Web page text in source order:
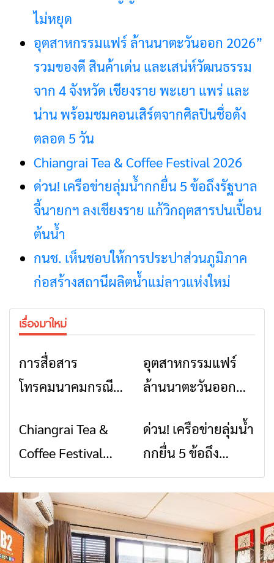
ไม่หยุด
อุตสาหกรรมแฟร์ ล้านนาตะวันออก 2026”
รวมของดี สินค้าเด่น และเสน่ห์วัฒนธรรม
จาก 4 จังหวัด เชียงราย พะเยา แพร่ และ
น่าน พร้อมชมคอนเสิร์ตจากศิลปินชื่อดัง
ตลอด 5 วัน
Chiangrai Tea & Coffee Festival 2026
ด่วน! เครือข่ายลุ่มน้ำกกยื่น 5 ข้อถึงรัฐบาล
จี้นายกฯ ลงเชียงราย แก้วิกฤตสารปนเปื้อน
ต้นน้ำ
กนช. เห็นชอบให้การประปาส่วนภูมิภาค
ก่อสร้างสถานีผลิตน้ำแม่ลาวแห่งใหม่
เรื่องมาใหม่
การสื่อสาร
โทรคมนาคมกรณีภัย
สัญญาณขาด การ
สื่อสารต้องไม่หยุด
ข่าวเชียงราย
อุตสาหกรรมแฟร์
ล้านนาตะวันออก
สินค้าเด่น และเสน่ห์
วัฒนธรรมจาก 4
จังหวัด เชียงราย
พะเยา แพร่ และ
น่าน พร้อมชม
คอนเสิร์ตจากศิลปิน
ข่าวเชียงราย
Chiangrai Tea &
Coffee Festival
2026
ข่าวเชียงราย
ด่วน! เครือข่ายลุ่มน้ำ
กกยื่น 5 ข้อถึง
รัฐบาล จี้นายกฯ ลง
เชียงราย แก้วิกฤต
สารปนเปื้อนต้นน้ำ